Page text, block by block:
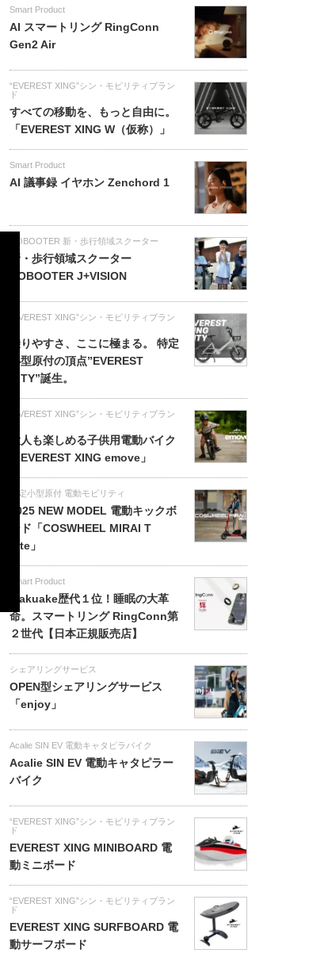
Smart Product
AI スマートリング RingConn
Gen2 Air
“EVEREST XING”シン・モビリティブラン
ド
すべての移動を、もっと自由に。
「EVEREST XING W（仮称）」
Smart Product
AI 議事録 イヤホン Zenchord 1
ROBOOTER 新・歩行領域スクーター
新・歩行領域スクーター
ROBOOTER J+VISION
“EVEREST XING”シン・モビリティブラン
乗りやすさ、ここに極まる。 特定
小型原付の頂点”EVEREST
CITY”誕生。
“EVEREST XING”シン・モビリティブラン
大人も楽しめる子供用電動バイク
「EVEREST XING emove」
特定小型原付 電動モビリティ
2025 NEW MODEL 電動キックボ
ード「COSWHEEL MIRAI T
Lite」
Smart Product
Makuake歴代１位！睡眠の大革
命。スマートリング RingConn第
２世代【日本正規販売店】
シェアリングサービス
OPEN型シェアリングサービス
「enjoy」
Acalie SIN EV 電動キャタピラバイク
Acalie SIN EV 電動キャタピラー
バイク
“EVEREST XING”シン・モビリティブラン
ド
EVEREST XING MINIBOARD 電
動ミニボード
“EVEREST XING”シン・モビリティブラン
ド
EVEREST XING SURFBOARD 電
動サーフボード